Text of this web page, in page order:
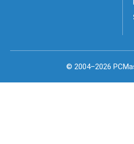
© 2004–2026